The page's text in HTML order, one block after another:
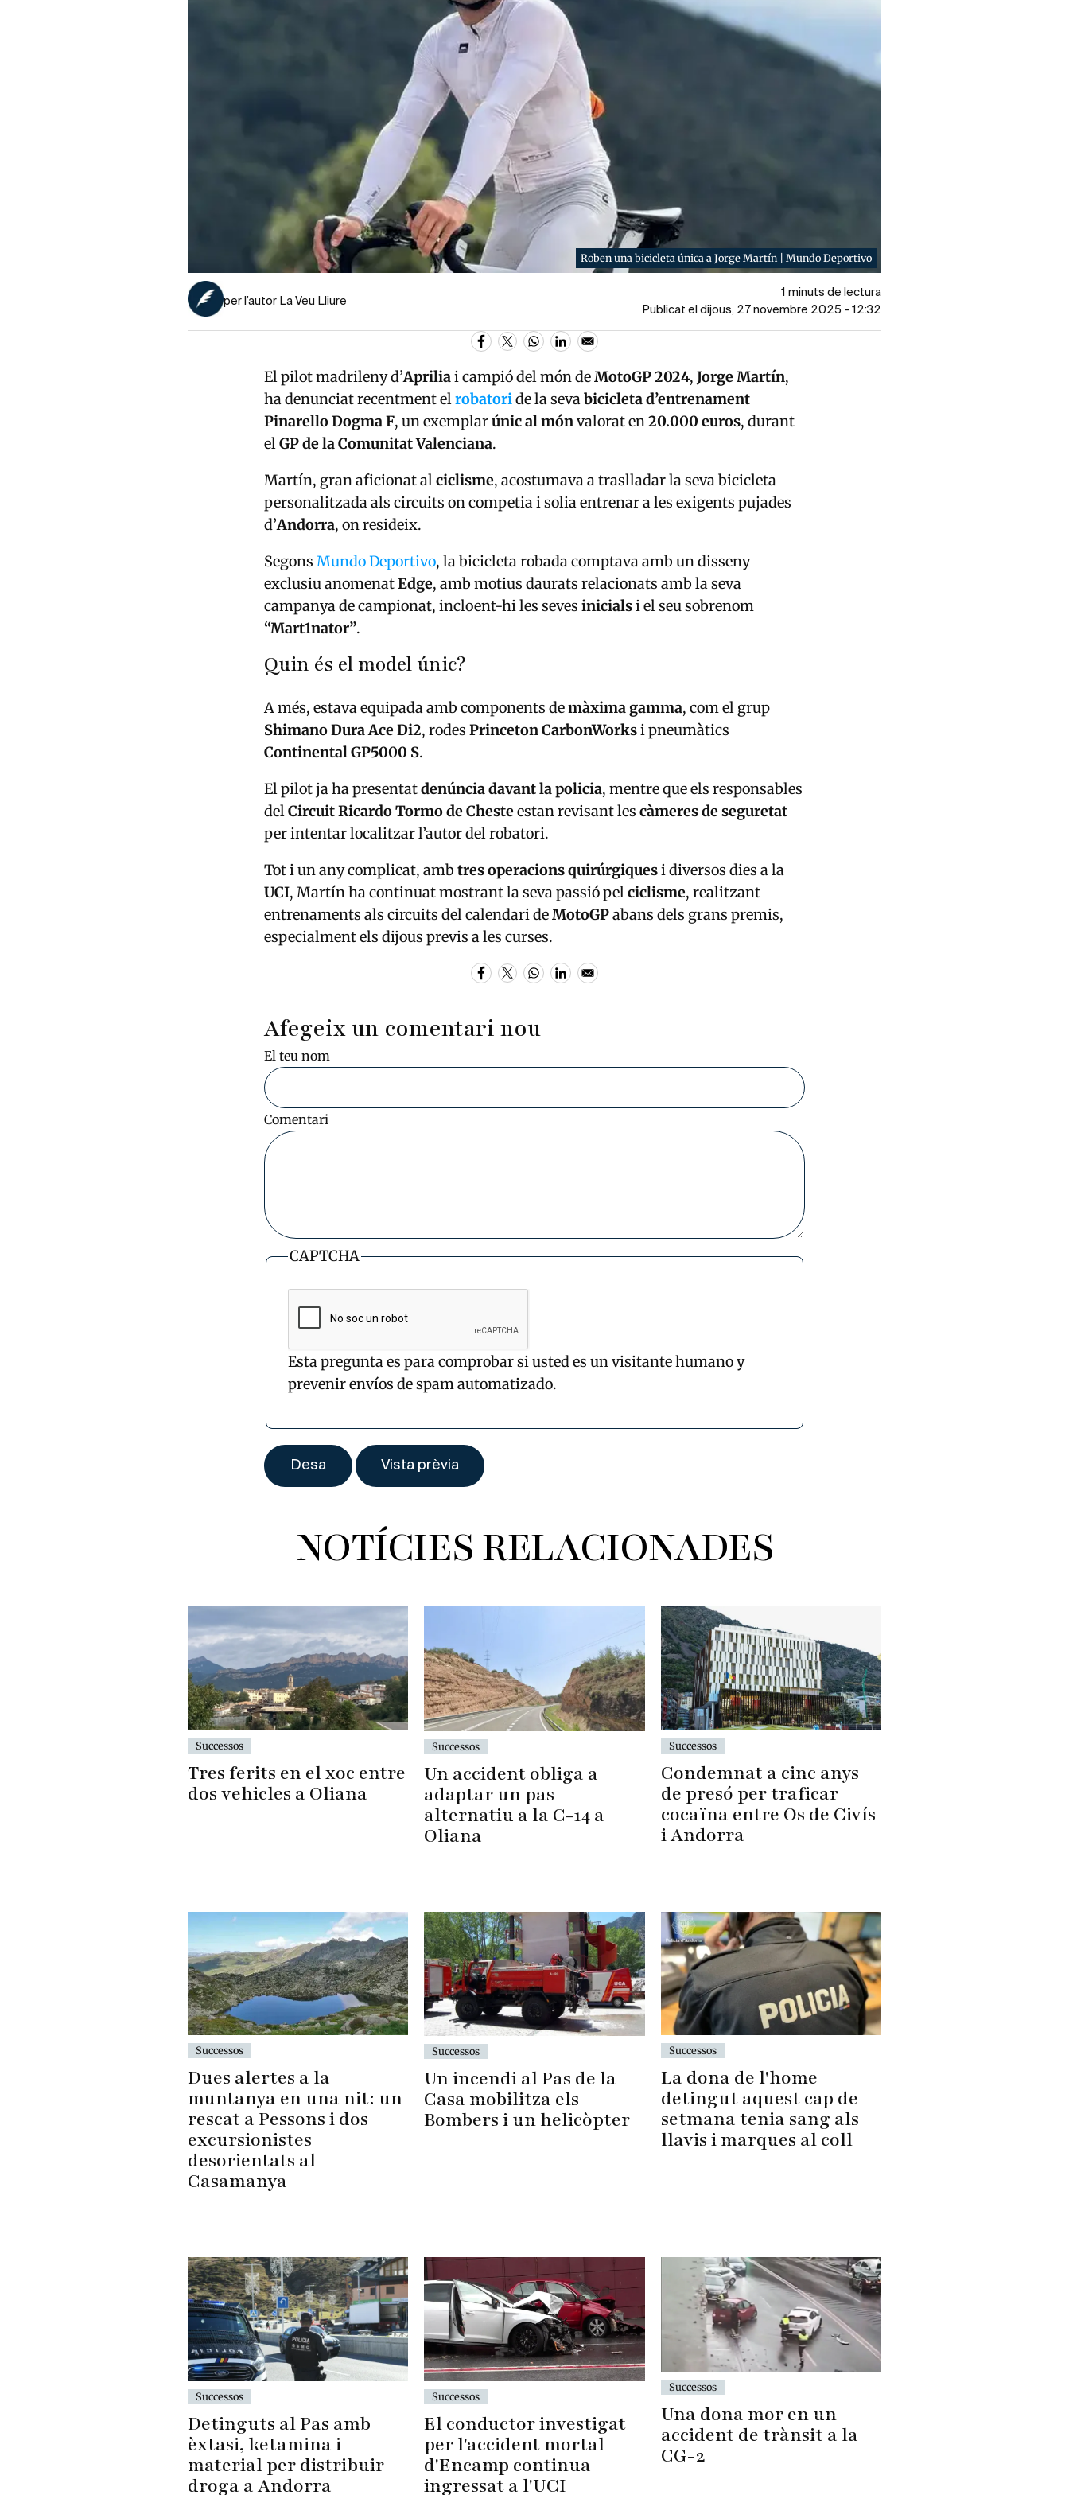
Roben una bicicleta única a Jorge Martín | Mundo Deportivo
per l’autor La Veu Lliure
1 minuts de lectura
Publicat el dijous, 27 novembre 2025 - 12:32
El pilot madrileny d’Apriliai campió del món deMotoGP 2024, Jorge Martín,
ha denunciat recentment elrobatoride la sevabicicleta d’entrenament
Pinarello Dogma F, un exemplarúnic al mónvalorat en20.000 euros, durant
elGP de la Comunitat Valenciana.
Martín, gran aficionat alciclisme, acostumava a traslladar la seva bicicleta
personalitzada als circuits on competia i solia entrenar a les exigents pujades
d’Andorra, on resideix.
Segons Mundo Deportivo, la bicicleta robada comptava amb un disseny
exclusiu anomenatEdge, amb motius daurats relacionats amb la seva
campanya de campionat, incloent-hi les seves inicialsi el seu sobrenom
“Mart1nator”.
Quin és el model únic?
A més, estava equipada amb components demàxima gamma, com el grup
Shimano Dura Ace Di2, rodes Princeton CarbonWorksi pneumàtics
Continental GP5000 S.
El pilot ja ha presentatdenúncia davant la policia, mentre que els responsables
delCircuit Ricardo Tormo de Chesteestan revisant les càmeres de seguretat
per intentar localitzar l’autor del robatori.
Tot i un any complicat, amb tres operacions quirúrgiquesi diversos dies a la
UCI, Martín ha continuat mostrant la seva passió pelciclisme, realitzant
entrenaments als circuits del calendari deMotoGPabans dels grans premis,
especialment els dijous previs a les curses.
Afegeix un comentari nou
El teu nom
Comentari
CAPTCHA
Esta pregunta es para comprobar si usted es un visitante humano y
prevenir envíos de spam automatizado.
NOTÍCIES RELACIONADES
Successos
Tres ferits en el xoc entre
dos vehicles a Oliana
Successos
Un accident obliga a
adaptar un pas
alternatiu a la C-14 a
Oliana
Successos
Condemnat a cinc anys
de presó per traficar
cocaïna entre Os de Civís
i Andorra
Successos
Dues alertes a la
muntanya en una nit: un
rescat a Pessons i dos
excursionistes
desorientats al
Casamanya
Successos
Un incendi al Pas de la
Casa mobilitza els
Bombers i un helicòpter
Successos
La dona de l'home
detingut aquest cap de
setmana tenia sang als
llavis i marques al coll
Successos
Detinguts al Pas amb
èxtasi, ketamina i
material per distribuir
droga a Andorra
Successos
El conductor investigat
per l'accident mortal
d'Encamp continua
ingressat a l'UCI
Successos
Una dona mor en un
accident de trànsit a la
CG-2